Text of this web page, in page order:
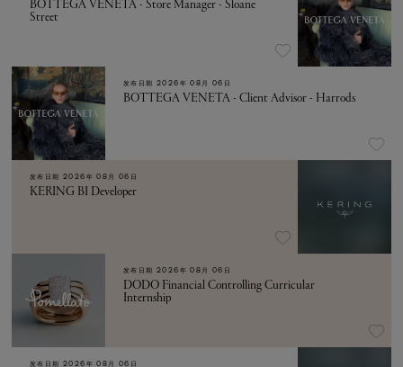
BOTTEGA VENETA - Store Manager - Sloane
Street
发布日期 2026年 08月 06日
BOTTEGA VENETA - Client Advisor - Harrods
发布日期 2026年 08月 06日
KERING BI Developer
发布日期 2026年 08月 06日
DODO Financial Controlling Curricular
Internship
发布日期 2026年 08月 06日